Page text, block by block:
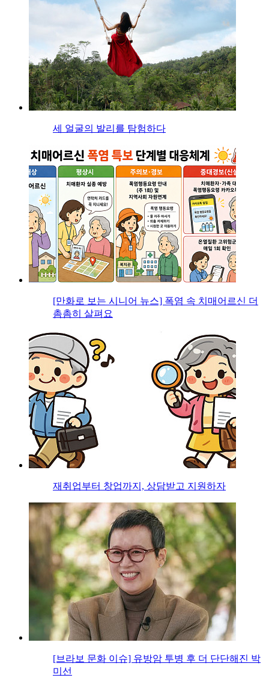
세 얼굴의 발리를 탐험하다
[만화로 보는 시니어 뉴스] 폭염 속 치매어르신 더
촘촘히 살펴요
재취업부터 창업까지, 상담받고 지원하자
[브라보 문화 이슈] 유방암 투병 후 더 단단해진 박
미선